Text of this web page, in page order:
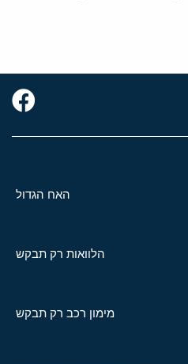
האח הגדול
הלוואות רק תבקש
מימון רכב רק תבקש